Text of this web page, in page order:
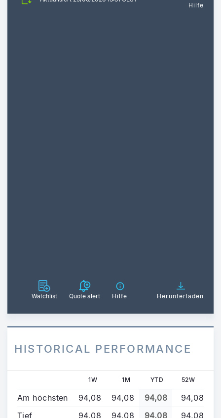
Hilfe
Watchlist Quote alert Hilfe Herunterladen
HISTORICAL PERFORMANCE
1W 1M YTD 52W
Am höchsten 94,08 94,08 94,08
94,08
Tief
94,08 94,08 94,08 94,08